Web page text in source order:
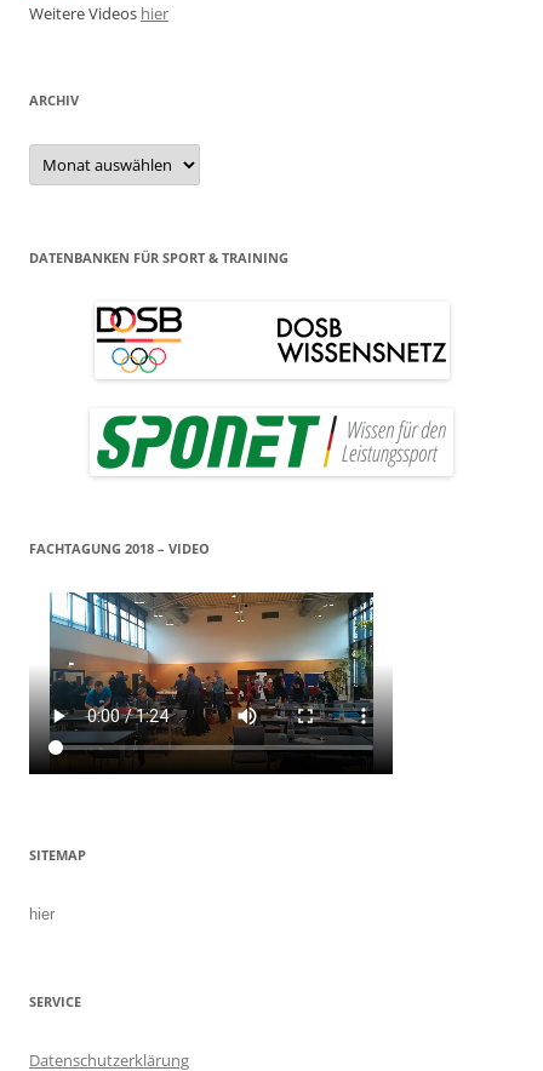
Weitere Videos hier
ARCHIV
Archiv
DATENBANKEN FÜR SPORT & TRAINING
FACHTAGUNG 2018 – VIDEO
SITEMAP
hier
SERVICE
Datenschutzerklärung